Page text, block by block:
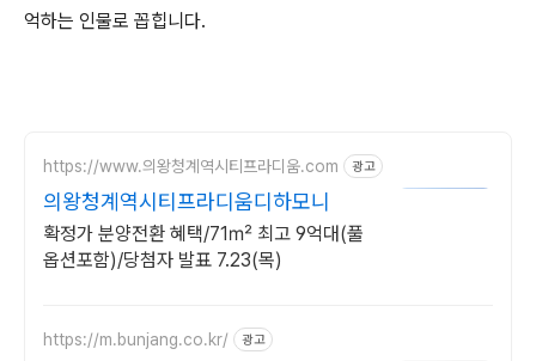
억하는 인물로 꼽힙니다.
https://www.의왕청계역시티프라디움.com 광고
의왕청계역시티프라디움디하모니
확정가 분양전환 혜택/71㎡ 최고 9억대(풀
옵션포함)/당첨자 발표 7.23(목)
https://m.bunjang.co.kr/ 광고